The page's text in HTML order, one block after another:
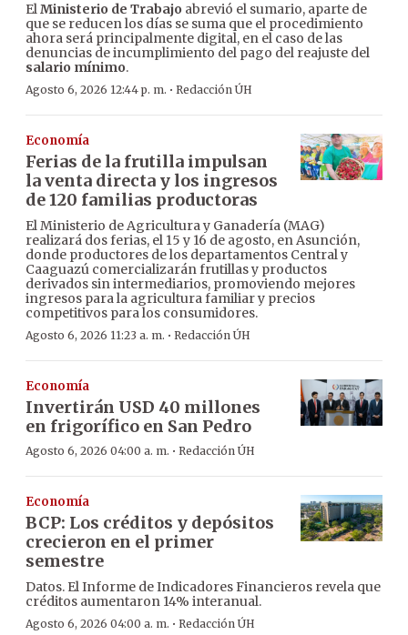
ElMinisterio de Trabajo abrevió el sumario, aparte de
que se reducen los días se suma que el procedimiento
ahora será principalmente digital, en el caso de las
denuncias de incumplimiento del pago del reajuste del
salario mínimo.
Agosto 6, 2026 12:44 p. m. · Redacción ÚH
Economía
Ferias de la frutilla impulsan
la venta directa y los ingresos
de 120 familias productoras
El Ministerio de Agricultura y Ganadería (MAG)
realizará dos ferias, el 15 y 16 de agosto, en Asunción,
donde productores de los departamentos Central y
Caaguazú comercializarán frutillas y productos
derivados sin intermediarios, promoviendo mejores
ingresos para la agricultura familiar y precios
competitivos para los consumidores.
Agosto 6, 2026 11:23 a. m. · Redacción ÚH
Economía
Invertirán USD 40 millones
en frigorífico en San Pedro
Agosto 6, 2026 04:00 a. m. · Redacción ÚH
Economía
BCP: Los créditos y depósitos
crecieron en el primer
semestre
Datos. El Informe de Indicadores Financieros revela que
créditos aumentaron 14% interanual.
Agosto 6, 2026 04:00 a. m. · Redacción ÚH